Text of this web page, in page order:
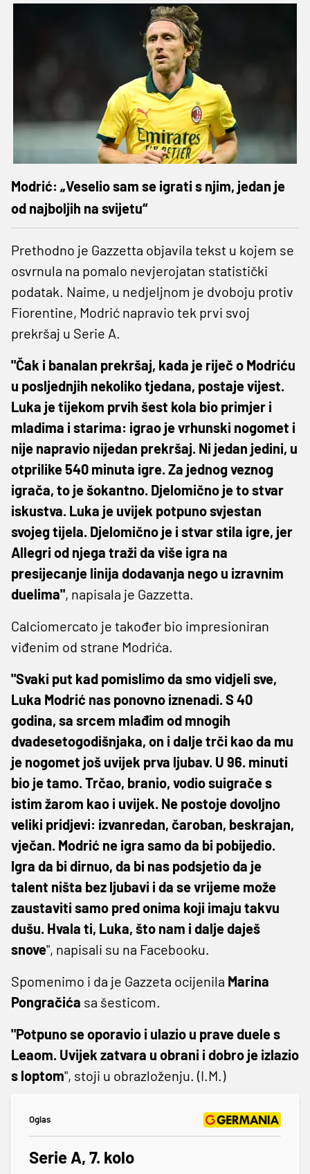
Modrić: „Veselio sam se igrati s njim, jedan je
od najboljih na svijetu“
Prethodno je Gazzetta objavila tekst u kojem se
osvrnula na pomalo nevjerojatan statistički
podatak. Naime, u nedjeljnom je dvoboju protiv
Fiorentine, Modrić napravio tek prvi svoj
prekršaj u Serie A.
"Čak i banalan prekršaj, kada je riječ o Modriću
u posljednjih nekoliko tjedana, postaje vijest.
Luka je tijekom prvih šest kola bio primjer i
mladima i starima: igrao je vrhunski nogomet i
nije napravio nijedan prekršaj. Ni jedan jedini, u
otprilike 540 minuta igre. Za jednog veznog
igrača, to je šokantno. Djelomično je to stvar
iskustva. Luka je uvijek potpuno svjestan
svojeg tijela. Djelomično je i stvar stila igre, jer
Allegri od njega traži da više igra na
presijecanje linija dodavanja nego u izravnim
duelima", napisala je Gazzetta.
Calciomercato je također bio impresioniran
viđenim od strane Modrića.
"Svaki put kad pomislimo da smo vidjeli sve,
Luka Modrić nas ponovno iznenadi. S 40
godina, sa srcem mlađim od mnogih
dvadesetogodišnjaka, on i dalje trči kao da mu
je nogomet još uvijek prva ljubav. U 96. minuti
bio je tamo. Trčao, branio, vodio suigrače s
istim žarom kao i uvijek. Ne postoje dovoljno
veliki pridjevi: izvanredan, čaroban, beskrajan,
vječan. Modrić ne igra samo da bi pobijedio.
Igra da bi dirnuo, da bi nas podsjetio da je
talent ništa bez ljubavi i da se vrijeme može
zaustaviti samo pred onima koji imaju takvu
dušu. Hvala ti, Luka, što nam i dalje daješ
snove", napisali su na Facebooku.
Spomenimo i da je Gazzeta ocijenila Marina
Pongračića sa šesticom.
"Potpuno se oporavio i ulazio u prave duele s
Leaom. Uvijek zatvara u obrani i dobro je izlazio
s loptom", stoji u obrazloženju. (I.M.)
Oglas
Serie A, 7. kolo